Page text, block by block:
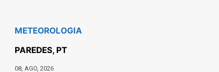
METEOROLOGIA
PAREDES, PT
08, AGO, 2026